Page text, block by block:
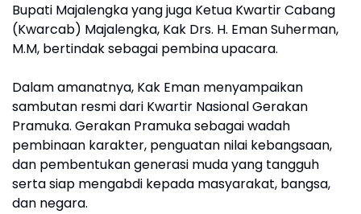
Bupati Majalengka yang juga Ketua Kwartir Cabang
(Kwarcab) Majalengka, Kak Drs. H. Eman Suherman,
M.M, bertindak sebagai pembina upacara.
Dalam amanatnya, Kak Eman menyampaikan
sambutan resmi dari Kwartir Nasional Gerakan
Pramuka. Gerakan Pramuka sebagai wadah
pembinaan karakter, penguatan nilai kebangsaan,
dan pembentukan generasi muda yang tangguh
serta siap mengabdi kepada masyarakat, bangsa,
dan negara.